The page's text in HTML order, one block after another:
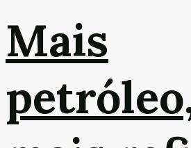
Mais